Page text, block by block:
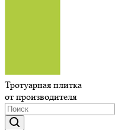
Тротуарная плитка
от производителя